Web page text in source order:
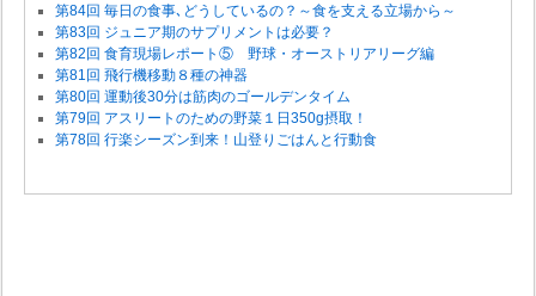
第84回 毎日の食事､どうしているの？～食を支える立場から～
第83回 ジュニア期のサプリメントは必要？
第82回 食育現場レポート⑤ 野球・オーストリアリーグ編
第81回 飛行機移動８種の神器
第80回 運動後30分は筋肉のゴールデンタイム
第79回 アスリートのための野菜１日350g摂取！
第78回 行楽シーズン到来！山登りごはんと行動食